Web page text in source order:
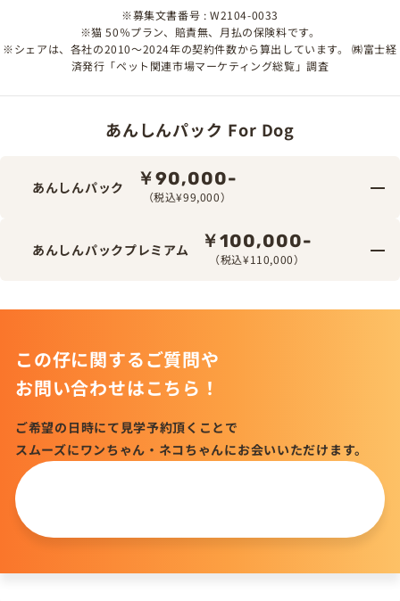
※募集文書番号 : W2104-0033
※猫 50％プラン、賠責無、月払の保険料です。
※シェアは、各社の2010～2024年の契約件数から算出しています。 ㈱富士経
済発行「ペット関連市場マーケティング総覧」調査
あんしんパック For Dog
あんしんパック ￥90,000-
（税込¥99,000）
あんしんパックプレミアム ￥100,000-
（税込¥110,000）
この仔に関するご質問や
お問い合わせはこちら！
ご希望の日時にて見学予約頂くことで
スムーズにワンちゃん・ネコちゃんにお会いいただけます。